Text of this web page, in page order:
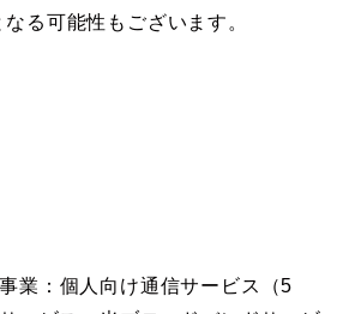
る可能性もございます。
業：個人向け通信サービス（5